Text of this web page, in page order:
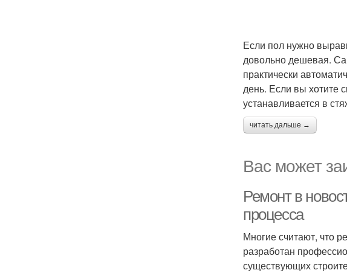
Если пол нужно
довольно дешевая.
практически
день. Если вы хотите
устанавливается в
читать дальше →
Вас может
Ремонт в
процесса
Многие считают, что
разработан
существующих